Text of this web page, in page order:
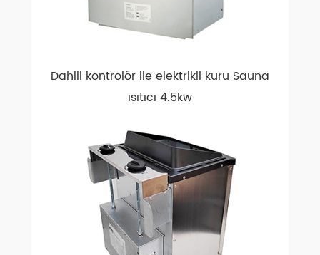
Dahili kontrolör ile elektrikli kuru Sauna
ısıtıcı 4.5kw